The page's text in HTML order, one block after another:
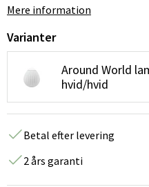
Mere information
Varianter
Around World
hvid/hvid
Betal efter levering
2 års garanti